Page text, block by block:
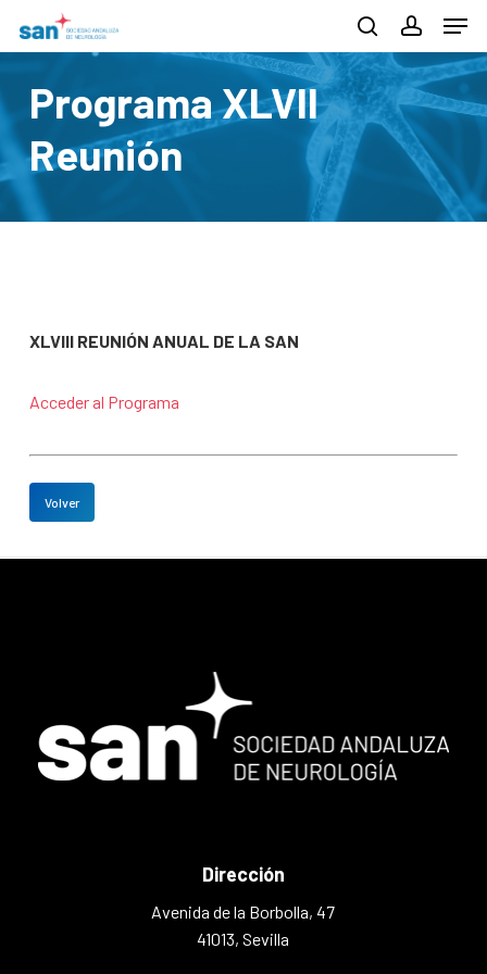
to
main
content
searchaccount
Menu
Programa XLVII
Reunión
XLVIII REUNIÓN ANUAL DE LA SAN
Acceder al Programa
Volver
Dirección
Avenida de la Borbolla, 47
41013, Sevilla
Close
Menu